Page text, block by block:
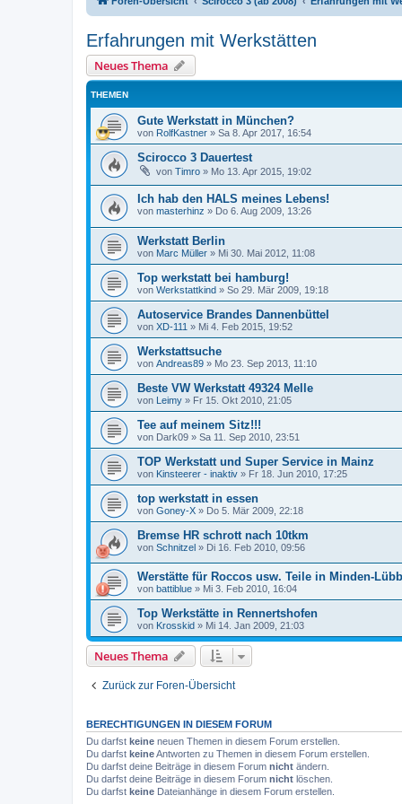
Erfahrungen mit Werkstätten
Neues Thema
THEMEN
Gute Werkstatt in München?
von RolfKastner » Sa 8. Apr 2017, 16:54
Scirocco 3 Dauertest
von Timro » Mo 13. Apr 2015, 19:02
Ich hab den HALS meines Lebens!
von masterhinz » Do 6. Aug 2009, 13:26
Werkstatt Berlin
von Marc Müller » Mi 30. Mai 2012, 11:08
Top werkstatt bei hamburg!
von Werkstattkind » So 29. Mär 2009, 19:18
Autoservice Brandes Dannenbüttel
von XD-111 » Mi 4. Feb 2015, 19:52
Werkstattsuche
von Andreas89 » Mo 23. Sep 2013, 11:10
Beste VW Werkstatt 49324 Melle
von Leimy » Fr 15. Okt 2010, 21:05
Tee auf meinem Sitz!!!
von Dark09 » Sa 11. Sep 2010, 23:51
TOP Werkstatt und Super Service in Mainz
von Kinsteerer - inaktiv » Fr 18. Jun 2010, 17:25
top werkstatt in essen
von Goney-X » Do 5. Mär 2009, 22:18
Bremse HR schrott nach 10tkm
von Schnitzel » Di 16. Feb 2010, 09:56
Werstätte für Roccos usw. Teile in Minden-
von battiblue » Mi 3. Feb 2010, 16:04
Top Werkstätte in Rennertshofen
von Krosskid » Mi 14. Jan 2009, 21:03
Neues Thema
Zurück zur Foren-Übersicht
BERECHTIGUNGEN IN DIESEM FORUM
Du darfst keine neuen Themen in diesem Forum erstellen.
Du darfst keineAntworten zu Themen in diesem Forum erstellen.
Du darfst deine Beiträge in diesem Forum nicht ändern.
Du darfst deine Beiträge in diesem Forum nicht löschen.
Du darfst keine Dateianhänge in diesem Forum erstellen.